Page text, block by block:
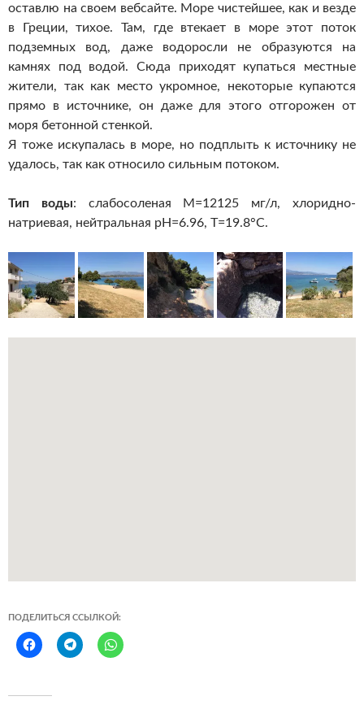
оставлю на своем вебсайте. Море чистейшее, как и везде
в Греции, тихое. Там, где втекает в море этот поток
подземных вод, даже водоросли не образуются на
камнях под водой. Сюда приходят купаться местные
жители, так как место укромное, некоторые купаются
прямо в источнике, он даже для этого отгорожен от
моря бетонной стенкой.
Я тоже искупалась в море, но подплыть к источнику не
удалось, так как относило сильным потоком.
Тип воды: слабосоленая М=12125 мг/л, хлоридно-
натриевая, нейтральная pH=6.96, Т=19.8°С.
ПОДЕЛИТЬСЯ ССЫЛКОЙ: